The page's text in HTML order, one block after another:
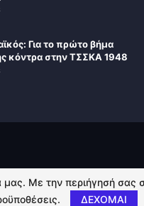
Για το πρώτο βήμα
κόντρα στην ΤΣΣΚΑ 1948
μας. Με την περιήγησή
ΔΕΧΟΜΑΙ